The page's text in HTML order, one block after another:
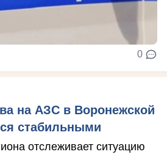
0
на АЗС в Воронежской
стабильными
отслеживает ситуацию